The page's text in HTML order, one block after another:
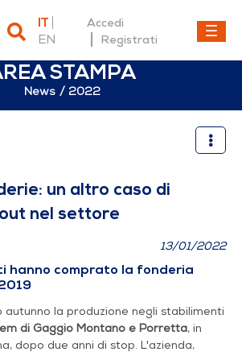
IT
EN
Accedi
Registrati
STAMPA
News 2022
un altro
un altro caso di
nel settore
13/01/2022
hanno comprato la fonderia
autunno la produzione negli stabilimenti
di Gaggio Montano e Porretta, in
dopo due anni di stop. L'azienda,